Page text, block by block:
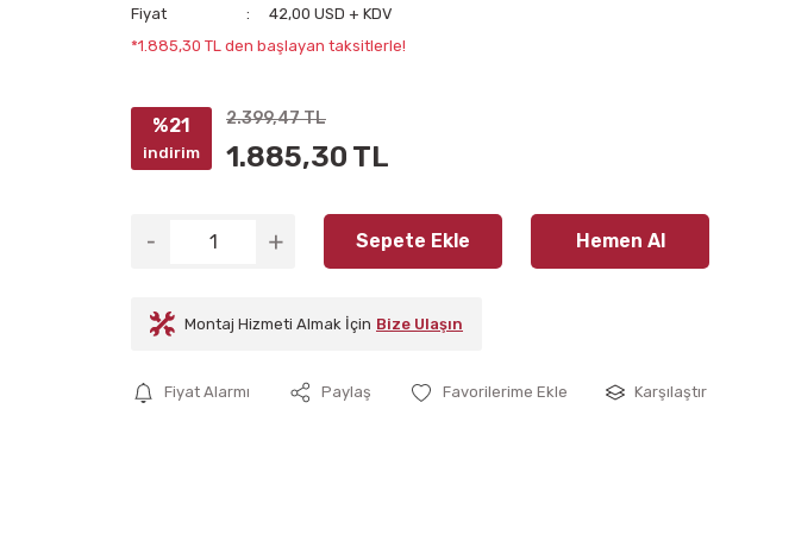
Fiyat
42,00 USD + KDV
*1.885,30 TL den başlayan taksitlerle!
%21
indirim
2.399,47 TL
1.885,30 TL
Sepete Ekle Hemen Al
Montaj Hizmeti Almak İçin Bize Ulaşın
Fiyat Alarmı Paylaş Karşılaştır